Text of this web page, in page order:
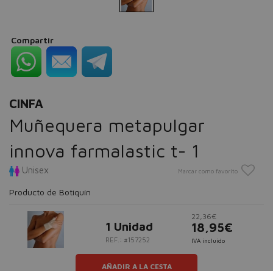
Compartir
CINFA
Muñequera metapulgar
innova farmalastic t- 1
Unisex Marcar como favorito
Producto de Botiquín
1 Unidad
REF.: #157252
22,36€
18,95€
IVA incluido
AÑADIR A LA CESTA